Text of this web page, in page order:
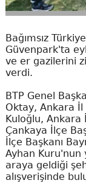
Bağımsız
Güvenpark'ta
ve er gazilerini
verdi.
BTP Genel
Oktay, Ankara İl
Kuloğlu, Ankara
Çankaya İlçe
İlçe Başkanı
Ayhan Kuru'nun
araya geldiği
alışverişinde